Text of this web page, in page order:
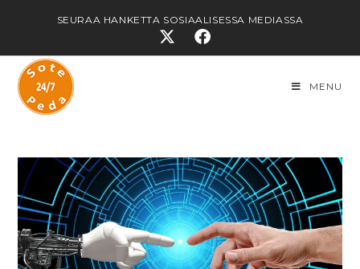
SEURAA HANKETTA SOSIAALISESSA MEDIASSA
MENU